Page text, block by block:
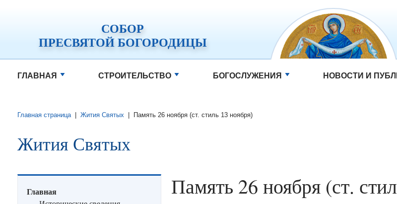
СОБОР
ПРЕСВЯТОЙ БОГОРОДИЦЫ
ГЛАВНАЯ СТРОИТЕЛЬСТВО БОГОСЛУЖЕНИЯ НОВОСТИ И
Главная страница | Жития Святых | Память 26 ноября (ст. стиль 13 ноября)
Жития Святых
Главная Память 26 ноября (ст.